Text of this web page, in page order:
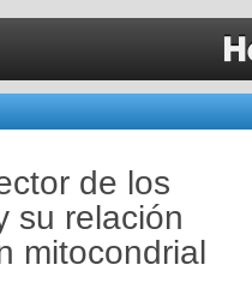
de los
su relación
mitocondrial